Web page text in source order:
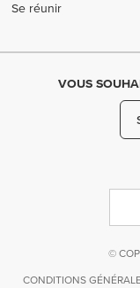
Se réunir
VOUS
©
CONDITIONS